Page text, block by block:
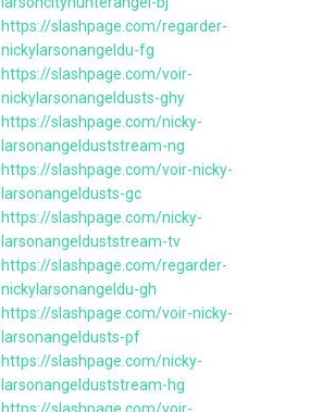
https://slashpage.com/regarder-
nickylarsonangeldu-fg
https://slashpage.com/voir-
nickylarsonangeldusts-ghy
https://slashpage.com/nicky-
larsonangelduststream-ng
https://slashpage.com/voir-nicky-
larsonangeldusts-gc
https://slashpage.com/nicky-
larsonangelduststream-tv
https://slashpage.com/regarder-
nickylarsonangeldu-gh
https://slashpage.com/voir-nicky-
larsonangeldusts-pf
https://slashpage.com/nicky-
larsonangelduststream-hg